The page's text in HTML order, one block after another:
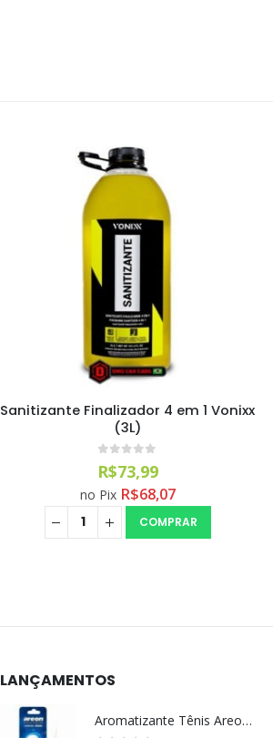
Easytech Multi Limpador Apc Multi
Interiores Easytech (5L)
out of 5
R$78,99
no Pix R$72,67
COMPRAR
LANÇAMENTOS
Aromatizante Tênis Areon Fresh Wave New Car / Carro Novo